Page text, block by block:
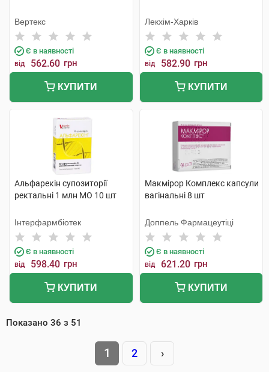
Вертекс
Є в наявності
від 562.60 грн
КУПИТИ
Лекхім-Харків
Є в наявності
від 582.90 грн
КУПИТИ
Альфарекін супозиторії
ректальні 1 млн МО 10 шт
Інтерфармбіотек
Є в наявності
від 598.40 грн
КУПИТИ
Макмірор Комплекс капсули
вагінальні 8 шт
Доппель Фармацеутіці
Є в наявності
від 621.20 грн
КУПИТИ
Показано 36 з 51
1 2 ›